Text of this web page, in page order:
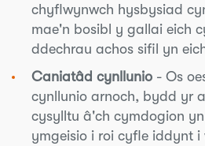
chyflwynwch hysbysiad
mae'n bosibl y gallai eich
ddechrau achos sifil yn
Caniatâd cynllunio - Os
cynllunio arnoch, bydd yr
cysylltu â'ch cymdogion
ymgeisio i roi cyfle iddynt